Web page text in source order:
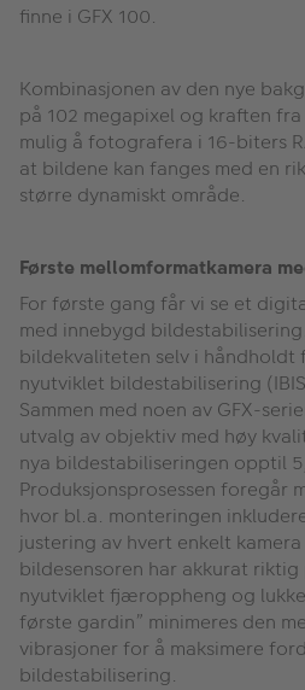
finne i GFX 100.
Kombinasjonen av den nye
på 102 megapixel og kraften
mulig å fotografera i 16-biters
at bildene kan fanges med en
større dynamiskt område.
Første mellomformatkamera
For første gang får vi se et
med innebygd
bildekvaliteten selv i
nyutviklet bildestabilisering
Sammen med noen av GFX-
utvalg av objektiv med høy
nya bildestabiliseringen opptil
Produksjonsprosessen foregår
hvor bl.a. monteringen
justering av hvert enkelt
bildesensoren har akkurat
nyutviklet fjæroppheng og
første gardin” minimeres den
vibrasjoner for å maksimere
bildestabilisering.